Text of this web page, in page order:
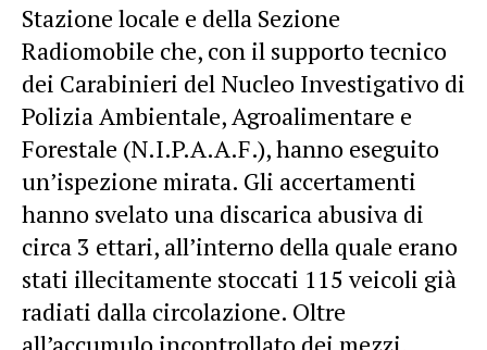
Stazione locale e della Sezione
Radiomobile che, con il supporto tecnico
dei Carabinieri del Nucleo Investigativo di
Polizia Ambientale, Agroalimentare e
Forestale (N.I.P.A.A.F.), hanno eseguito
un’ispezione mirata. Gli accertamenti
hanno svelato una discarica abusiva di
circa 3 ettari, all’interno della quale erano
stati illecitamente stoccati 115 veicoli già
radiati dalla circolazione. Oltre